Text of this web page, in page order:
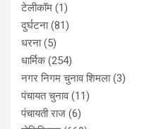
टेलीकॉम (1)
दुर्घटना(81)
धरना(5)
धार्मिक(254)
नगर निगम चुनाव शिमला(3)
पंचायत चुनाव(11)
पंचायती राज (6)